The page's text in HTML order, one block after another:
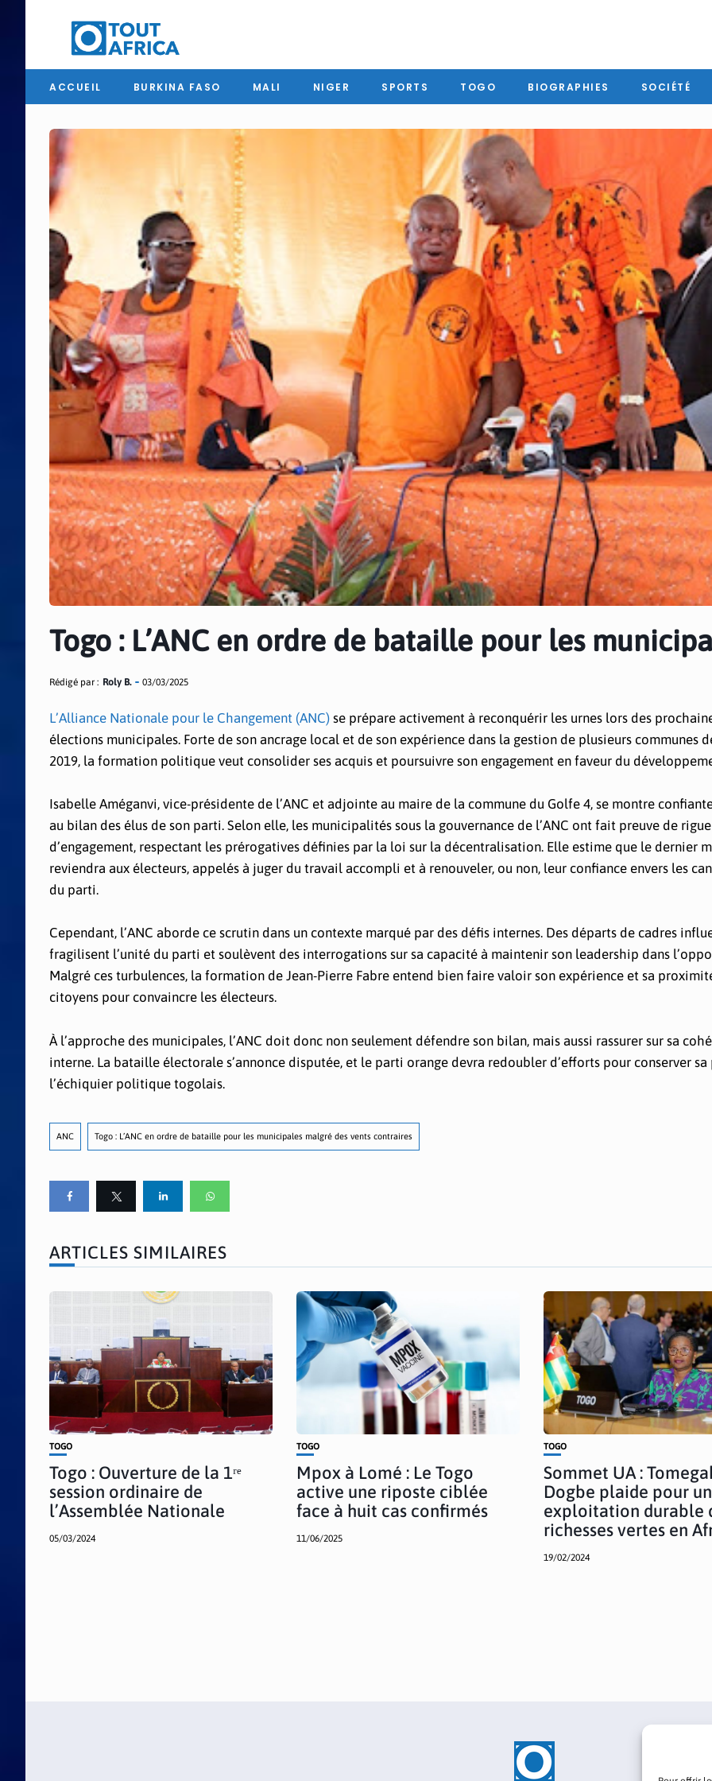
ACCUEIL BURKINA FASO MALI NIGER SPORTS TOGO BIOGRAPHIES SOCIÉTÉ
Togo : L’ANC en ordre de bataille pour les
Rédigé par : Roly B. 03/03/2025
L’Alliance Nationale pour le Changement (ANC) se prépare activement à reconquérir les urnes lors des
élections municipales. Forte de son ancrage local et de son expérience dans la gestion de plusieurs communes
2019, la formation politique veut consolider ses acquis et poursuivre son engagement en faveur du
Isabelle Améganvi, vice-présidente de l’ANC et adjointe au maire de la commune du Golfe 4, se montre
au bilan des élus de son parti. Selon elle, les municipalités sous la gouvernance de l’ANC ont fait preuve de
d’engagement, respectant les prérogatives définies par la loi sur la décentralisation. Elle estime que le dernier
reviendra aux électeurs, appelés à juger du travail accompli et à renouveler, ou non, leur confiance envers les
du parti.
Cependant, l’ANC aborde ce scrutin dans un contexte marqué par des défis internes. Des départs de cadres
fragilisent l’unité du parti et soulèvent des interrogations sur sa capacité à maintenir son leadership dans
Malgré ces turbulences, la formation de Jean-Pierre Fabre entend bien faire valoir son expérience et sa
citoyens pour convaincre les électeurs.
À l’approche des municipales, l’ANC doit donc non seulement défendre son bilan, mais aussi rassurer sur sa
interne. La bataille électorale s’annonce disputée, et le parti orange devra redoubler d’efforts pour conserver sa
l’échiquier politique togolais.
ANC Togo : L’ANC en ordre de bataille pour les municipales malgré des vents contraires
ARTICLES SIMILAIRES
TOGO
Togo : Ouverture de la 1ʳᵉ
session ordinaire de
l’Assemblée Nationale
05/03/2024
TOGO
Mpox à Lomé : Le Togo
active une riposte ciblée
face à huit cas confirmés
11/06/2025
TOGO
Sommet UA :
Dogbe plaide pour
exploitation durable
richesses vertes en
19/02/2024